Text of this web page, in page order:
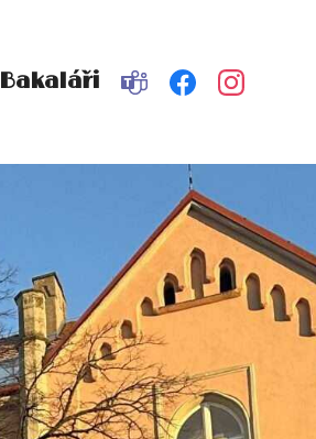
Bakaláři